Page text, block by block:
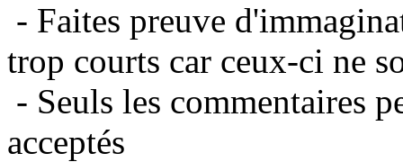
- Faites preuve
trop courts car ceux-ci ne
- Seuls les commentaires
acceptés